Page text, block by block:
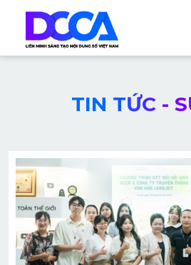
TIN TỨC -